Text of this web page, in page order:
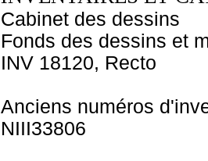
Cabinet des dessins
Fonds des dessins et
INV 18120, Recto
Anciens numéros
NIII33806